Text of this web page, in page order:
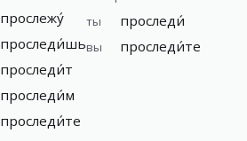
прослежу́
проследи́шь
проследи́т
проследи́м
проследи́те
ты
проследи́
вы проследи́те